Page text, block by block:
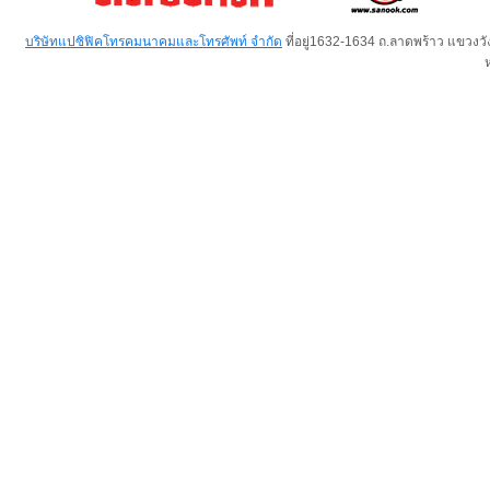
บริษัทแปซิฟิคโทรคมนาคมและโทรศัพท์ จำกัด ที่อยู่1632-1634 ถ.ลาดพร้าว แขวง